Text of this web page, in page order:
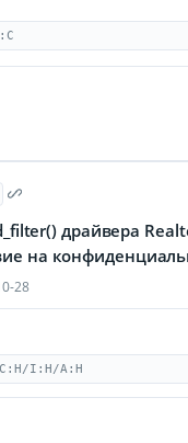
драйвера
на
28
I:H/A:H